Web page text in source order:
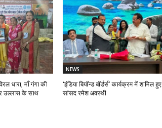
धारा, माँ गंगा की
उल्लास के साथ
NEWS
‘इंडिया बियॉन्ड बॉर्डर्स’ कार्यक्रम में शामिल हुए
सांसद रमेश अवस्थी